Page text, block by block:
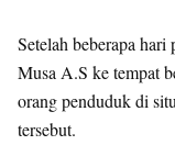
Setelah beberapa
Musa A.S ke tempat
orang penduduk di
tersebut.